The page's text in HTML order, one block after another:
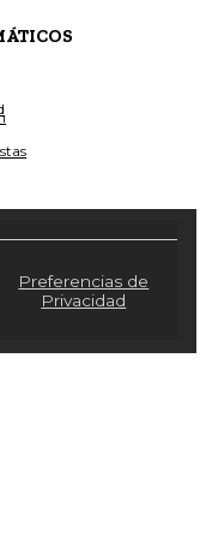
Preferencias de
Privacidad